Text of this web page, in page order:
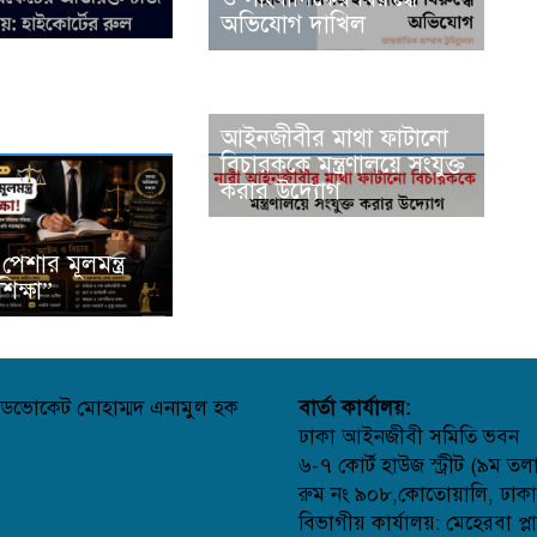
অভিযোগ দাখিল
মূলমন্ত্র
আইনজীবীর মাথা ফাটানো
বিচারককে মন্ত্রণালয়ে সংযুক্ত
করার উদ্যোগ
মোহাম্মদ এনামুল হক
বার্তা কার্যালয়:
ঢাকা আইনজীবী সমিতি ভবন
৬-৭ কোর্ট হাউজ স্ট্রীট (৯ম
রুম নং ৯০৮,কোতোয়ালি,
বিভাগীয় কার্যালয়: মেহেরবা